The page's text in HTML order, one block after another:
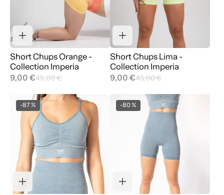
Short Chups Orange -
Collection Imperia
9,00 €45,00 €
Short Chups Lima -
Collection Imperia
9,00 €45,00 €
-87 % -80 %